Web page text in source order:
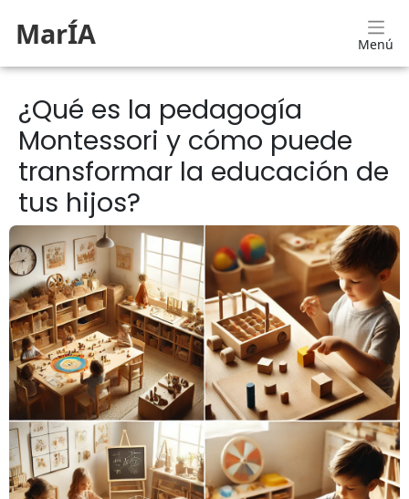
MarÍA Menú
¿Qué es la pedagogía
Montessori y cómo puede
transformar la educación de
tus hijos?